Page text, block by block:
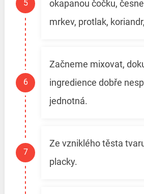
okapanou čočku,
mrkev, protlak,
Začneme mixovat,
ingredience dobře
jednotná.
Ze vzniklého těsta
placky.